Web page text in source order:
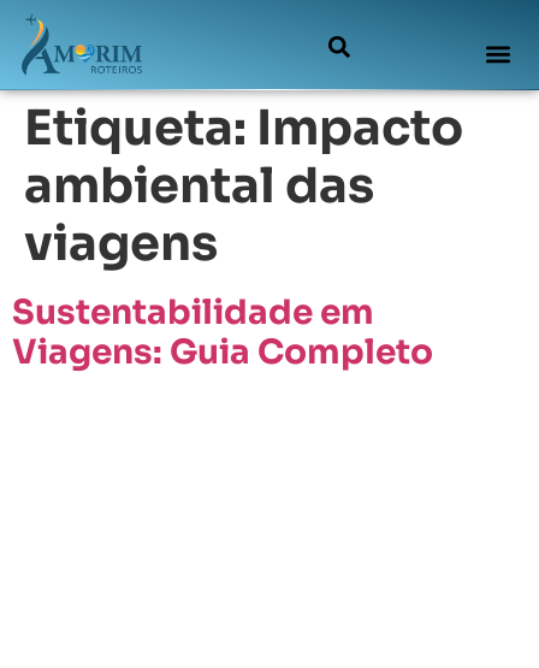
Etiqueta: Impacto
ambiental das
viagens
Sustentabilidade em
Viagens: Guia Completo